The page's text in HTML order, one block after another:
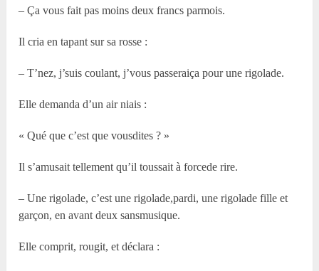
– Ça vous fait pas moins deux francs parmois.
Il cria en tapant sur sa rosse :
– T’nez, j’suis coulant, j’vous passeraiça pour une rigolade.
Elle demanda d’un air niais :
« Qué que c’est que vousdites ? »
Il s’amusait tellement qu’il toussait à forcede rire.
– Une rigolade, c’est une rigolade,pardi, une rigolade fille et
garçon, en avant deux sansmusique.
Elle comprit, rougit, et déclara :